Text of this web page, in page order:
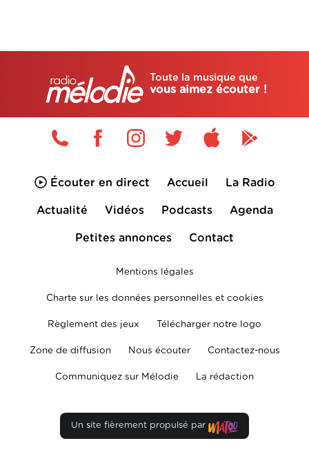
Toute la musique que
vous aimez écouter !
Écouter en direct Accueil La Radio
Actualité Vidéos Podcasts Agenda
Petites annonces Contact
Mentions légales
Charte sur les données personnelles et cookies
Règlement des jeux Télécharger notre logo
Zone de diffusion Nous écouter Contactez-nous
Communiquez sur Mélodie La rédaction
Un site fièrement propulsé par